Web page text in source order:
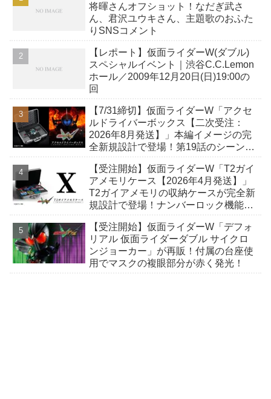
将暉さんオフショット！なだぎ武さ
ん、君沢ユウキさん、主題歌のおふた
りSNSコメント
【レポート】仮面ライダーW(ダブル)
スペシャルイベント｜渋谷C.C.Lemon
ホール／2009年12月20日(日)19:00の
回
【7/31締切】仮面ライダーW「アクセ
ルドライバーボックス【二次受注：
2026年8月発送】」本編イメージの完
全新規設計で登場！第19話のシーンを
搭載！
【受注開始】仮面ライダーW「T2ガイ
アメモリケース【2026年4月発送】」
T2ガイアメモリの収納ケースが完全新
規設計で登場！ナンバーロック機能を
ジ！
【受注開始】仮面ライダーW「デフォ
リアル 仮面ライダーダブル サイクロ
ンジョーカー」が再販！付属の台座使
用でマスクの複眼部分が赤く発光！